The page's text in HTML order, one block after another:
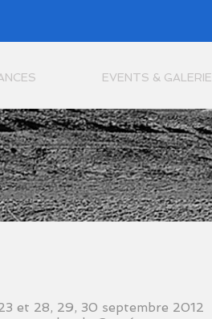
EVENTS & GALERIE
et 28, 29, 30 septembre 2012